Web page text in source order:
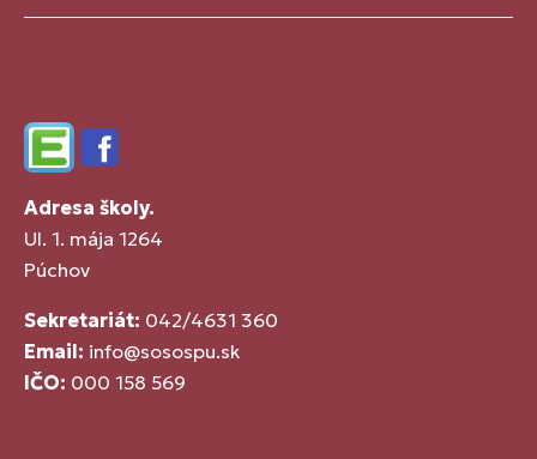
EdupageFacebook
Adresa školy.
Ul. 1. mája 1264
Púchov
Sekretariát: 042/4631 360
Email: info@sosospu.sk
IČO: 000 158 569